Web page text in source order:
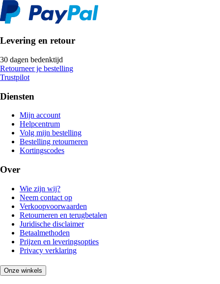
Levering en retour
30 dagen bedenktijd
Retourneer je bestelling
Trustpilot
Diensten
Mijn account
Helpcentrum
Volg mijn bestelling
Bestelling retourneren
Kortingscodes
Over
Wie zijn wij?
Neem contact op
Verkoopvoorwaarden
Retourneren en terugbetalen
Juridische disclaimer
Betaalmethoden
Prijzen en leveringsopties
Privacy verklaring
Onze winkels